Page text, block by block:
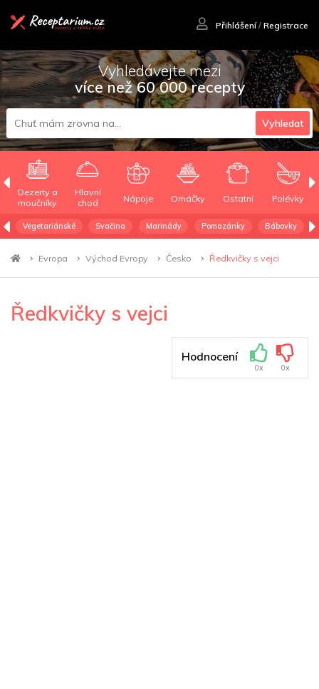
Přihlášení/ Registrace
Vyhledávejte mezi
více než 60 000 recepty
Vyhledat
Dezerty a
moučníky
Hlavní
chod
Nápoje Omáčky Ostatní Polévky
Vegetariánské Svačina Marinády Pomazánky Bábovky
Evropa Východ Evropy Česko Ředkvičky s vejci
Ředkvičky s vejci
Hodnocení
0x 0x